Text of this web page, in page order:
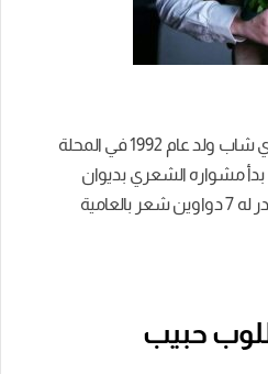
محمد إبراهيم هو شاعر مصري شاب ولد عام 1992 في المحلة
بدأ مشواره الشعري بديوان
صدر له 7 دواوين شعر بالعامية
حبيب